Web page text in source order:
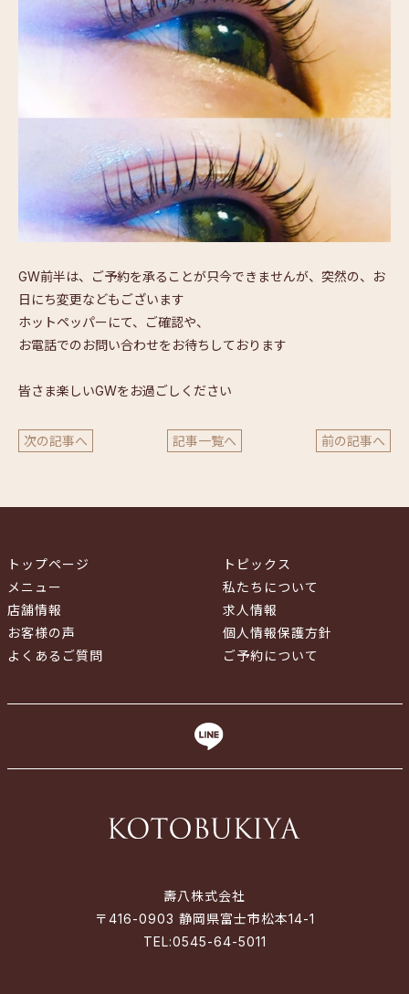
GW前半は、ご予約を承ることが只今できませんが、突然の、お
日 にち変更などもございます
ホットペッパーにて、ご確認や、
お電話でのお問い合わせをお待ちしております
皆さま楽しいGWをお過ごしください
次の記事へ 記事一覧へ 前の記事へ
トップページ
メニュー
店舗情報
お客様の声
よくあるご質問
トピックス
私たちについて
求人情報
個人情報保護方針
ご予約について
壽八株式会社
〒416-0903 静岡県富士市松本14-1
TEL:0545-64-5011